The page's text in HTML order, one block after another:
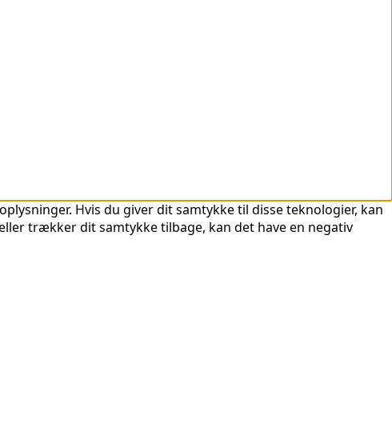
Hvis du giver dit samtykke til disse teknologier, kan
trækker dit samtykke tilbage, kan det have en negativ